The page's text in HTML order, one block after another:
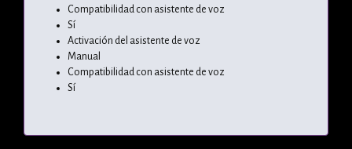
Compatibilidad con asistente de voz
Sí
Activación del asistente de voz
Manual
Compatibilidad con asistente de voz
Sí